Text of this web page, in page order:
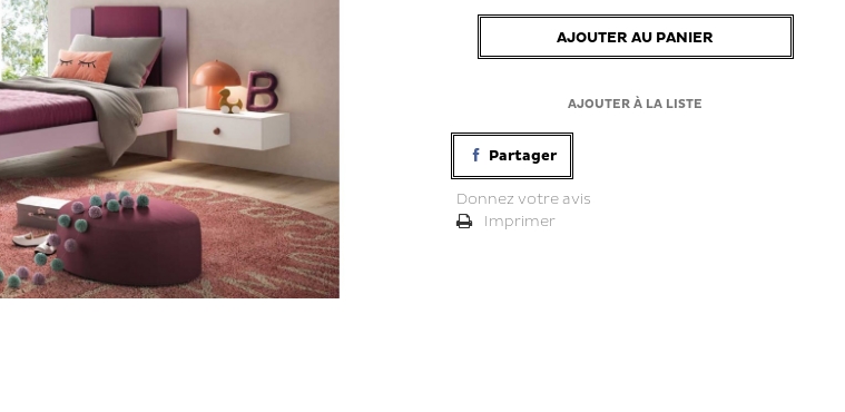
AJOUTER AU PANIER
AJOUTER À LA LISTE
Partager
Donnez votre avis
Imprimer